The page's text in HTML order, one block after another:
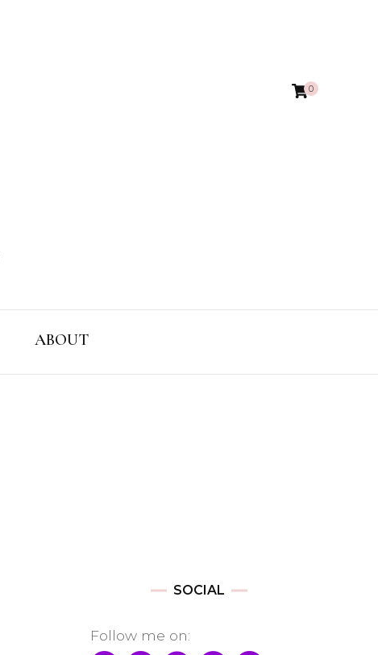
0
ABOUT
SOCIAL
Follow me on: